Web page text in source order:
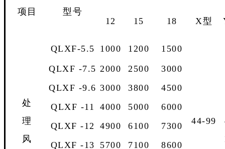
项目 型号
12 15 18 X型
处
理
风
QLXF-5.5 1000 1200 1500
44-99
QLXF -7.5 2000 2500
3000
QLXF -9.6 3000 3800
4500
QLXF -11
4000 5000
6000
QLXF -12
4900 6100
7300
QLXF -13
5700 7100 8600